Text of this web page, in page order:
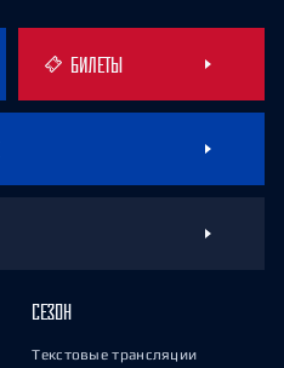
БИЛЕТЫ
СЕЗОН
Текстовые трансляции